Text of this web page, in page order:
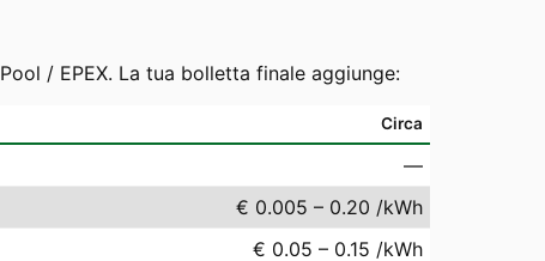
/ EPEX. La tua bolletta finale aggiunge:
Circa
—
€ 0.005 – 0.20 /kWh
€ 0.05 – 0.15 /kWh